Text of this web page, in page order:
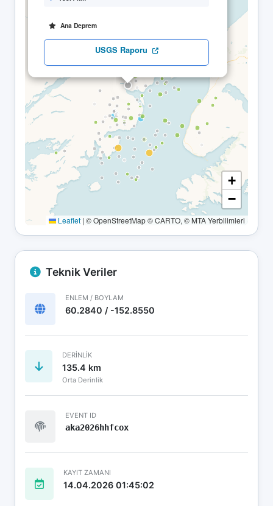
Ana Deprem
USGS Raporu
+
−
Leaflet | © OpenStreetMap © CARTO, © MTA Yerbilimleri
Teknik Veriler
ENLEM / BOYLAM
60.2840 / -152.8550
DERINLIK
135.4 km
Orta Derinlik
EVENT ID
aka2026hhfcox
KAYIT ZAMANI
14.04.2026 01:45:02